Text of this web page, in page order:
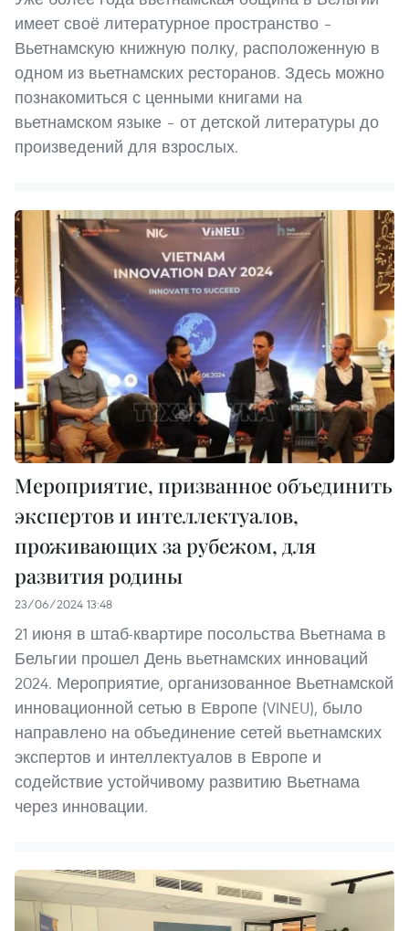
имеет своё литературное пространство –
Вьетнамскую книжную полку, расположенную в
одном из вьетнамских ресторанов. Здесь можно
познакомиться с ценными книгами на
вьетнамском языке – от детской литературы до
произведений для взрослых.
Мероприятие, призванное объединить
экспертов и интеллектуалов,
проживающих за рубежом, для
развития родины
23/06/2024 13:48
21 июня в штаб-квартире посольства Вьетнама в
Бельгии прошел День вьетнамских инноваций
2024. Мероприятие, организованное Вьетнамской
инновационной сетью в Европе (VINEU), было
направлено на объединение сетей вьетнамских
экспертов и интеллектуалов в Европе и
содействие устойчивому развитию Вьетнама
через инновации.